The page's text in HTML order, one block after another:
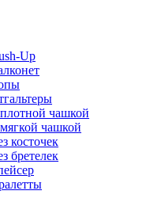
Up
чашкой
чашкой
косточек
бретелек